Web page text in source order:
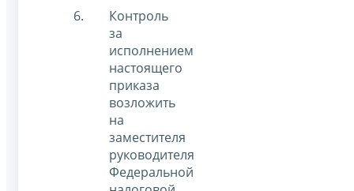
Контроль
за
исполнением
настоящего
приказа
возложить
на
заместителя
руководителя
Федеральной